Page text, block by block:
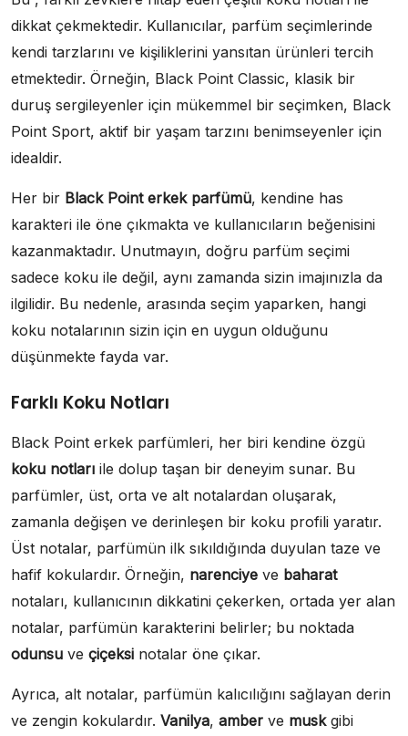
dikkat çekmektedir. Kullanıcılar, parfüm seçimlerinde
kendi tarzlarını ve kişiliklerini yansıtan ürünleri tercih
etmektedir. Örneğin, Black Point Classic, klasik bir
duruş sergileyenler için mükemmel bir seçimken, Black
Point Sport, aktif bir yaşam tarzını benimseyenler için
idealdir.
Her bir Black Point erkek parfümü, kendine has
karakteri ile öne çıkmakta ve kullanıcıların beğenisini
kazanmaktadır. Unutmayın, doğru parfüm seçimi
sadece koku ile değil, aynı zamanda sizin imajınızla da
ilgilidir. Bu nedenle, arasında seçim yaparken, hangi
koku notalarının sizin için en uygun olduğunu
düşünmekte fayda var.
Farklı Koku Notları
Black Point erkek parfümleri, her biri kendine özgü
koku notları ile dolup taşan bir deneyim sunar. Bu
parfümler, üst, orta ve alt notalardan oluşarak,
zamanla değişen ve derinleşen bir koku profili yaratır.
Üst notalar, parfümün ilk sıkıldığında duyulan taze ve
hafif kokulardır. Örneğin, narenciye ve baharat
notaları, kullanıcının dikkatini çekerken, ortada yer alan
notalar, parfümün karakterini belirler; bu noktada
odunsu ve çiçeksi notalar öne çıkar.
Ayrıca, alt notalar, parfümün kalıcılığını sağlayan derin
ve zengin kokulardır. Vanilya, amber ve muskgibi